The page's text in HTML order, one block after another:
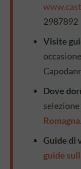
2987892
Visite
Dove
selezione
Romagna.
Guide di
guide